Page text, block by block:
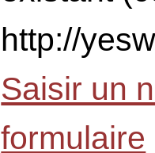
http://
Saisir un
formulaire